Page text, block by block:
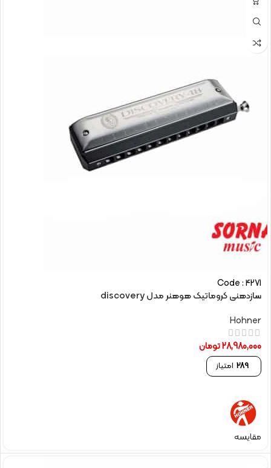
Code : 4271
سازدهنی کروماتیک هوهنر مدل discovery
Hohner
28,980,000تومان
289 امتیاز
مقایسه